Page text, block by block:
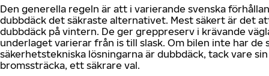
Den generella regeln är att i varierande svenska
dubbdäck det säkraste alternativet. Mest säkert är det
dubbdäck på vintern. De ger greppreserv i krävande
underlaget varierar från is till slask. Om bilen inte har de
säkerhetstekniska lösningarna är dubbdäck, tack vare
bromssträcka, ett säkrare val.